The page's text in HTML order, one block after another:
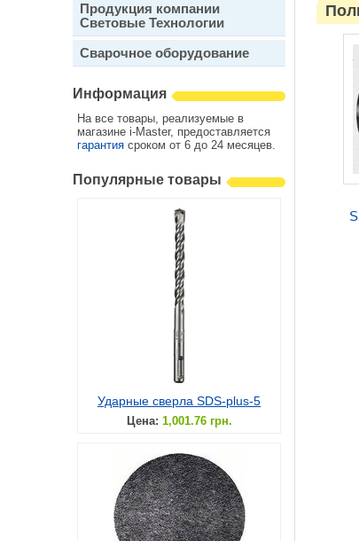
Продукция компании
Световые Технологии
Сварочное оборудование
Информация
На все товары, реализуемые в
магазине i-Master, предоставляется
гарантия сроком от 6 до 24 месяцев.
Популярные товары
Ударные сверла SDS-plus-5
Цена: 1,001.76 грн.